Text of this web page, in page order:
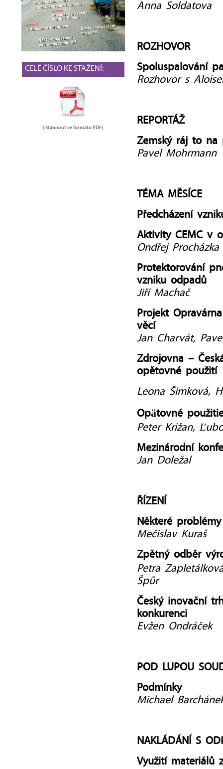
CELÉ ČÍSLO KE STAŽENÍ:
[ Stáhnout ve formátuPDF]
Anna Soldatova
ROZHOVOR
Spoluspalování
Rozhovor s
REPORTÁŽ
Zemský ráj to
Pavel Mohrmann
TÉMA MĚSÍCE
Předcházení
Aktivity CEMC v
Ondřej Procházka
Protektorování
vzniku odpadů
Jiří Machač
Projekt
věcí
Jan Charvát,
Zdrojovna –
opětovné použití
Leona Šimková,
Opätovné
Peter Križan,
Mezinárodní
Jan Doležal
ŘÍZENÍ
Některé
Mečislav Kuraš
Zpětný odběr
Petra
Špůr
Český inovační
konkurenci
Evžen Ondráček
POD LUPOU
Podmínky
Michael
NAKLÁDÁNÍ S
Využití materiálů